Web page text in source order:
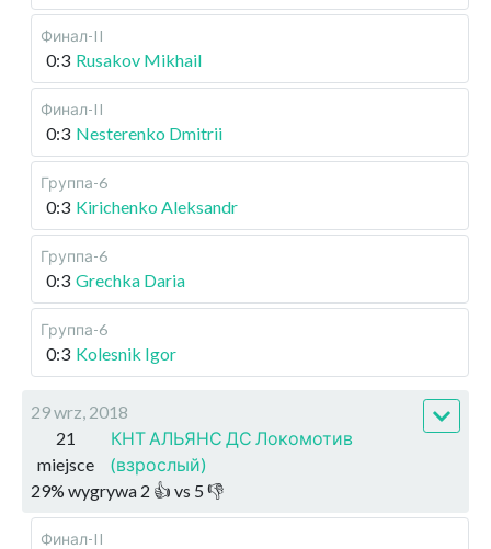
Финал-II
0:3 Rusakov Mikhail
Финал-II
0:3 Nesterenko Dmitrii
Группа-6
0:3 Kirichenko Aleksandr
Группа-6
0:3 Grechka Daria
Группа-6
0:3 Kolesnik Igor
29 wrz, 2018
21
miejsce
КНТ АЛЬЯНС ДС Локомотив
(взрослый)
29% wygrywa 2 👍 vs 5 👎
Финал-II